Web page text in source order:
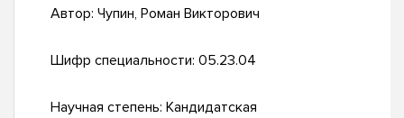
Автор: Чупин, Роман Викторович
Шифр специальности: 05.23.04
Научная степень: Кандидатская